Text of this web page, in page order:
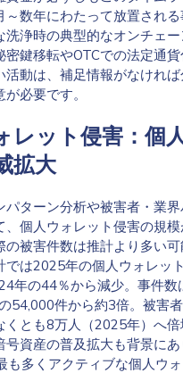
～数年にわたって放置され
洗浄時の典型的なオンチェ
密鍵移転やOTCでの法定通
活動は、補足情報がなけれ
必要です。
レット侵害：個
拡大
パターン分析や被害者・業
、個人ウォレット侵害の規
の被害件数は推計より多い
では2025年の個人ウォレッ
年の44％から減少。事件数
54,000件から約3倍。被害
くとも8万人（2025年）へ倍
号資産の普及拡大も背景に
も多くアクティブな個人ウ